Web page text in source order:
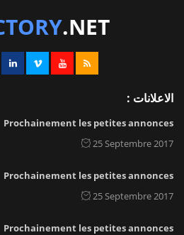
.NET
الاعلانات :
Prochainement les petites annonces
25 Septembre 2017
Prochainement les petites annonces
25 Septembre 2017
Prochainement les petites annonces